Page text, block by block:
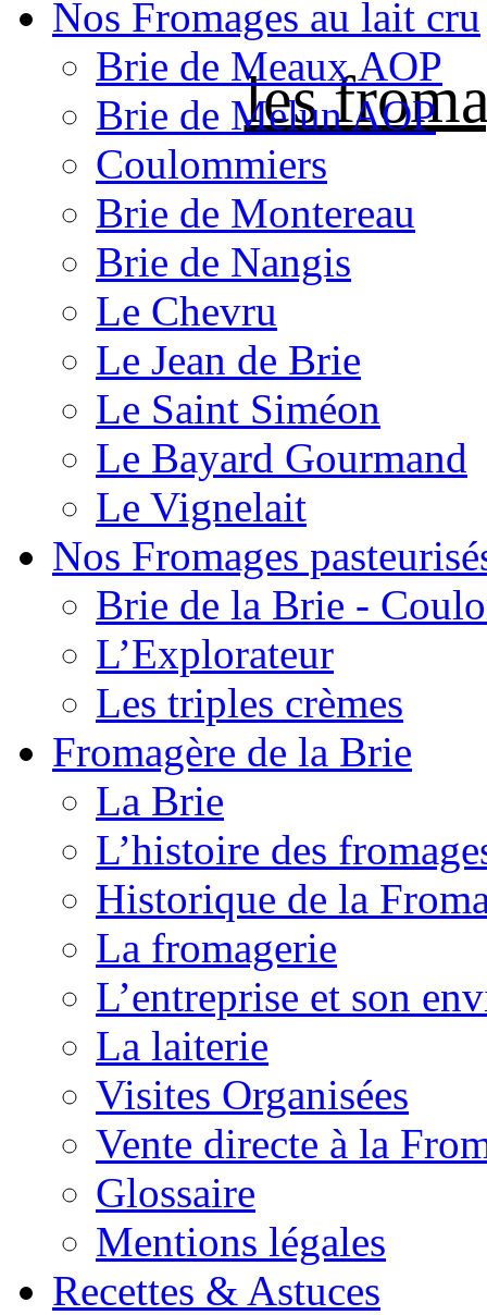
les
Nos Fromages au lait cru
Brie de Meaux AOP
Brie de Melun AOP
Coulommiers
Brie de Montereau
Brie de Nangis
Le Chevru
Le Jean de Brie
Le Saint Siméon
Le Bayard Gourmand
Le Vignelait
Nos Fromages
Brie de la Brie -
L’Explorateur
Les triples crèmes
Fromagère de la Brie
La Brie
L’histoire des
Historique de la
La fromagerie
L’entreprise et son
La laiterie
Visites Organisées
Vente directe à la
Glossaire
Mentions légales
Recettes & Astuces